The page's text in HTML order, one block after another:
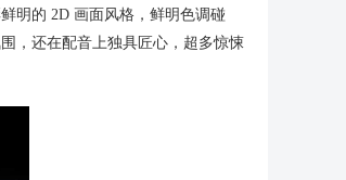
明的 2D 画面风格，鲜明色调碰
，还在配音上独具匠心，超多惊悚